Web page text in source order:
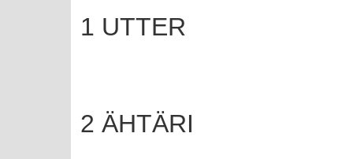
1 UTTER
2 ÄHTÄRI